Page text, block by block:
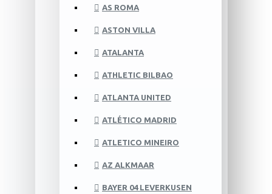
AS ROMA
ASTON VILLA
ATALANTA
ATHLETIC BILBAO
ATLANTA UNITED
ATLÉTICO MADRID
ATLETICO MINEIRO
AZ ALKMAAR
BAYER 04 LEVERKUSEN